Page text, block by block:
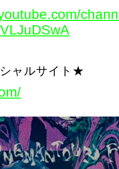
ャルサイト★